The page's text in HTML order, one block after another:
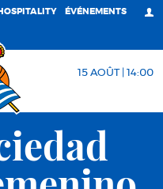
ÉVÉNEMENTS
15 AOÛT | 14:00